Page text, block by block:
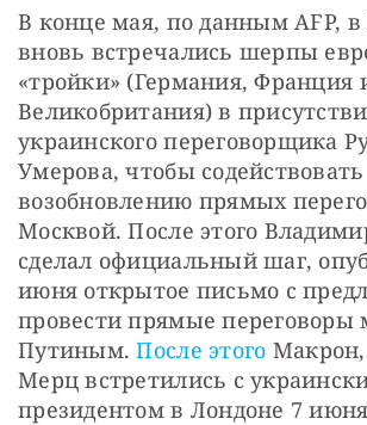
В конце мая, по данным AFP,
вновь встречались шерпы
«тройки» (Германия, Франция
Великобритания) в
украинского переговорщика
Умерова, чтобы содействовать
возобновлению прямых
Москвой. После этого
сделал официальный шаг,
июня открытое письмо с
провести прямые
Путиным. После этого
Мерц встретились с
президентом в Лондоне 7